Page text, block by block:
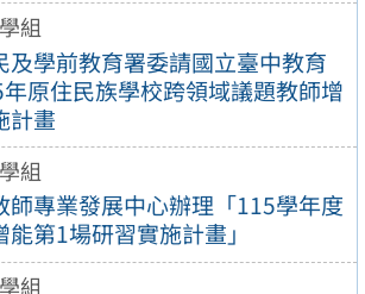
組
及學前教育署委請國立臺中教育
原住民族學校跨領域議題教師增
計畫
組
師專業發展中心辦理「115學年度
第1場研習實施計畫」
組